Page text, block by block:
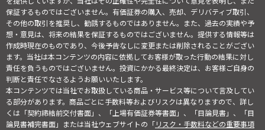
保証するものではございません。有価証券の購入、売却、デリバティブ取引、
その他の取引を推奨し、勧誘するものではありません。また、過去の実績や予
想・意見は、将来の結果を保証するものではございません。提供する情報等は
作成時現在のものであり、今後予告なしに変更または削除されることがござい
ます。当社は本コンテンツの内容に依拠してお客様が取った行動の結果に対し
責任を負うものではございません。投資にかかる最終決定は、お客様ご自身の
判断と責任でなさるようお願いいたします。
本コンテンツでは当社でお取扱している商品・サービス等について言及してい
る部分があります。商品ごとに手数料等およびリスクは異なりますので、詳し
くは「契約締結前交付書面」、「上場有価証券等書面」、「目論見書」、「目
論見書補完書面」または当社ウェブサイトの「リスク・手数料などの重要事項